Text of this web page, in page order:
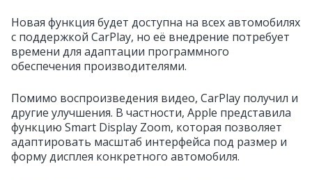
Новая функция будет доступна на всех автомобилях
с поддержкой CarPlay, но её внедрение потребует
времени для адаптации программного
обеспечения производителями.
Помимо воспроизведения видео, CarPlay получил и
другие улучшения. В частности, Apple представила
функцию Smart Display Zoom, которая позволяет
адаптировать масштаб интерфейса под размер и
форму дисплея конкретного автомобиля.